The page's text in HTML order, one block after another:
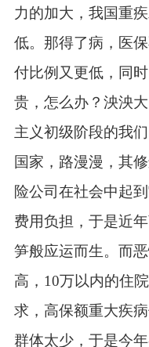
力的加大，我国重
低。那得了病，医
付比例又更低，同
贵，怎么办？泱泱
主义初级阶段的我
国家，路漫漫，其
险公司在社会中起
费用负担，于是近
笋般应运而生。而
高，10万以内的住
求，高保额重大疾
群体太少，于是今